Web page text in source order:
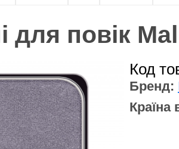
для повік
Код
Бренд: